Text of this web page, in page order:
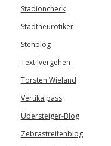
Stadioncheck
Stadtneurotiker
Stehblog
Textilvergehen
Torsten Wieland
Vertikalpass
Übersteiger-Blog
Zebrastreifenblog